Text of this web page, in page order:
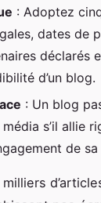
: Adoptez
dates de
d’un blog.
: Un blog
s’il allie
de